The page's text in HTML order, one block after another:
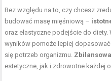
Bez względu na to, czy chcesz
budować masę mięśniową –
oraz elastyczne podejście do
wyników pomoże lepiej
się potrzeb organizmu.
estetyczne, jak i zdrowotne każdej